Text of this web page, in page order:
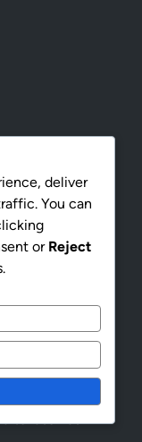
előnyök és
kezdőknek
és
deliver
You can
or Reject